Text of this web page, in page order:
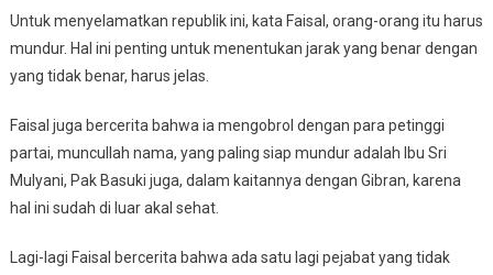
Untuk menyelamatkan republik ini, kata Faisal, orang-orang itu harus
mundur. Hal ini penting untuk menentukan jarak yang benar dengan
yang tidak benar, harus jelas.
Faisal juga bercerita bahwa ia mengobrol dengan para petinggi
partai, muncullah nama, yang paling siap mundur adalah Ibu Sri
Mulyani, Pak Basuki juga, dalam kaitannya dengan Gibran, karena
hal ini sudah di luar akal sehat.
Lagi-lagi Faisal bercerita bahwa ada satu lagi pejabat yang tidak